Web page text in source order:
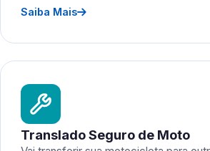
Saiba Mais
Translado Seguro de Moto